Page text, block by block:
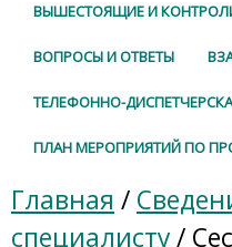
ВЫШЕСТОЯЩИЕ И
ВОПРОСЫ И ОТВЕТЫ
ТЕЛЕФОННО-
ПЛАН МЕРОПРИЯТИЙ ПО
Главная /
специалисту/